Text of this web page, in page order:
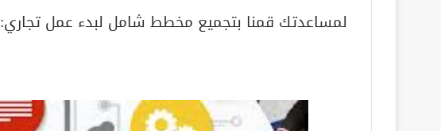
لمساعدتك قمنا بتجميع مخطط شامل لبدء عمل تجاري: